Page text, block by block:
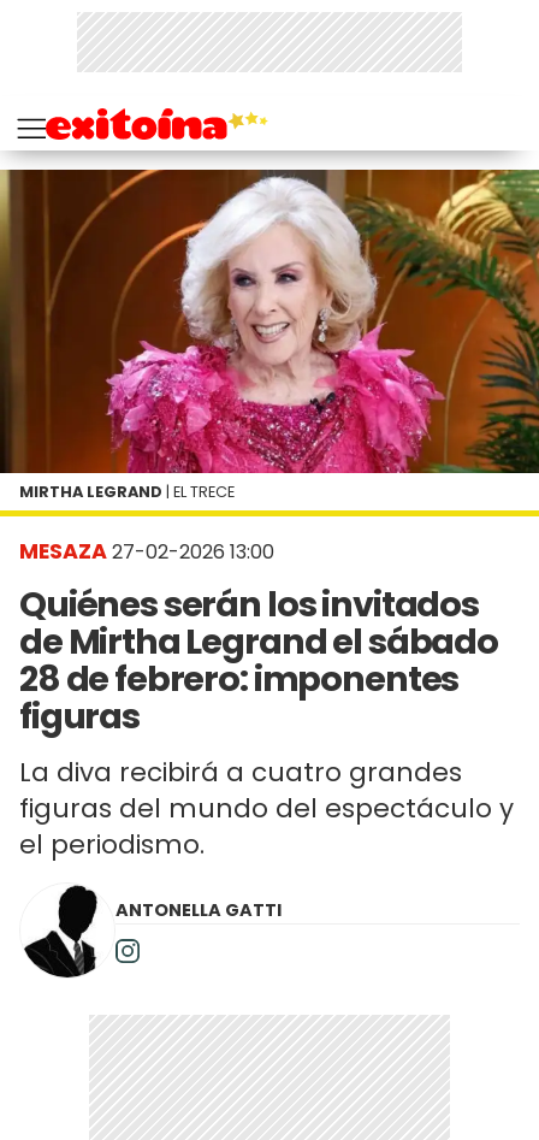
MESAZA27-02-2026 13:00
Quiénes serán los invitados
de Mirtha Legrand el sábado
28 de febrero: imponentes
figuras
La diva recibirá a cuatro grandes
figuras del mundo del espectáculo y
el periodismo.
MIRTHA LEGRAND | EL TRECE
ANTONELLA GATTI